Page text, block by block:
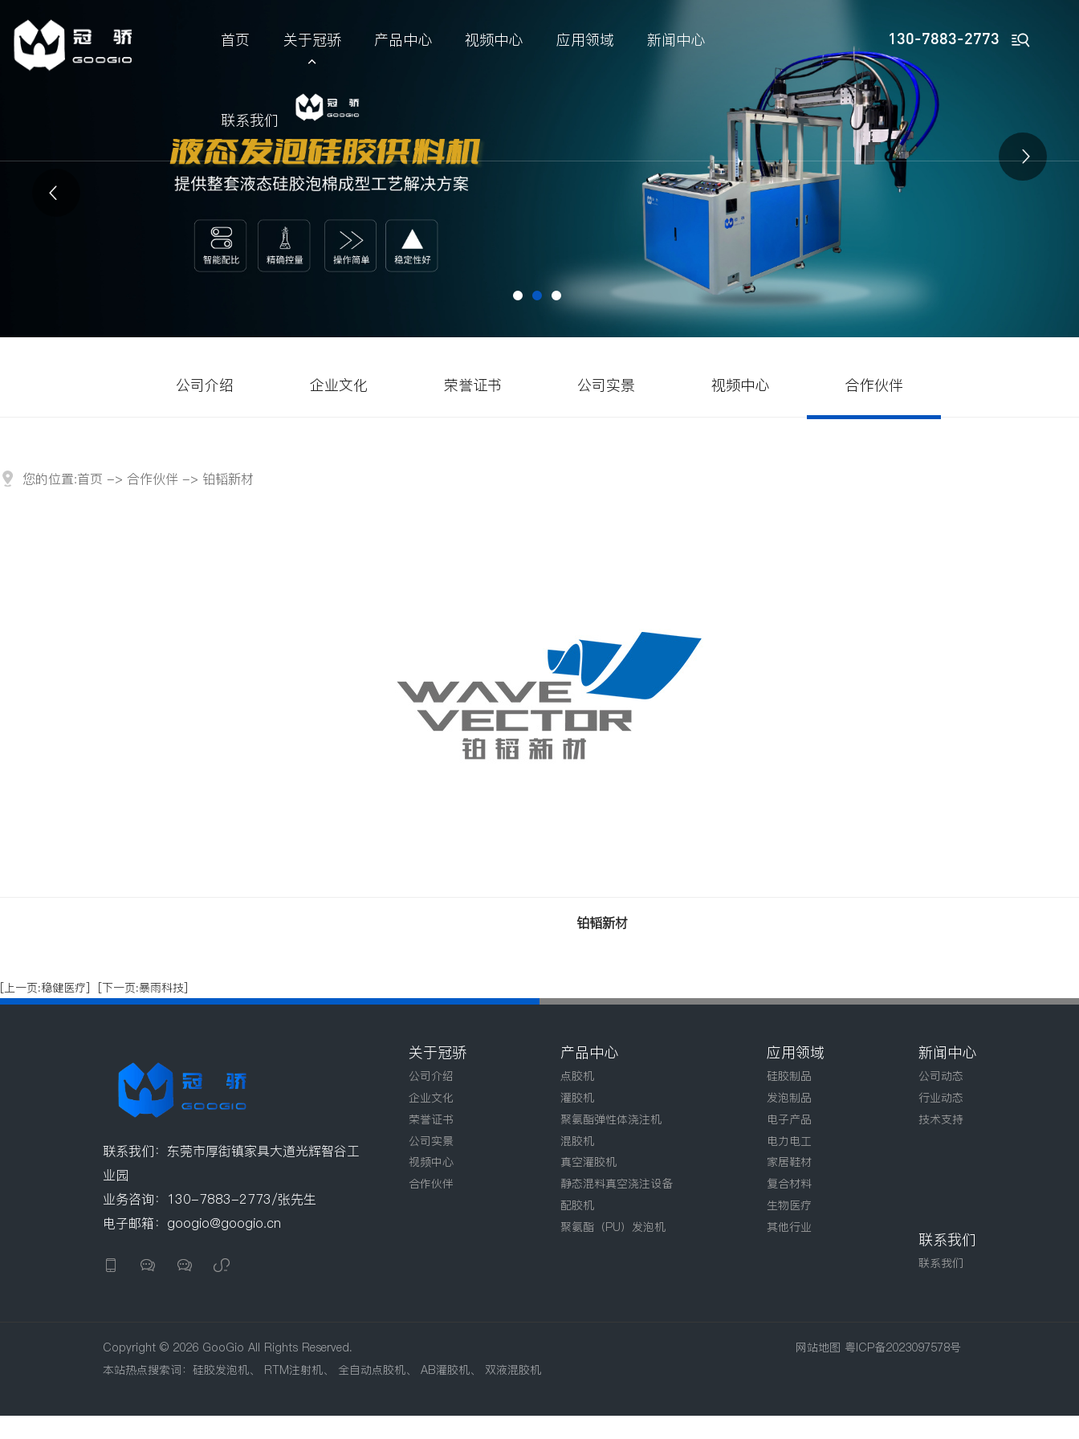
130-7883-2773 
首页 关于冠骄 产品中心 视频中心 应用领域 新闻中心
联系我们


公司介绍 企业文化 荣誉证书 公司实景 视频中心 合作伙伴
您的位置:首页 -> 合作伙伴 -> 铂韬新材
铂韬新材
[上一页:稳健医疗] [下一页:暴雨科技]
联系我们：东莞市厚街镇家具大道光辉智谷工
业园
业务咨询：130-7883-2773/张先生
电子邮箱：googio@googio.cn
   
关于冠骄
公司介绍
企业文化
荣誉证书
公司实景
视频中心
合作伙伴
产品中心
点胶机
灌胶机
聚氨酯弹性体浇注机
混胶机
真空灌胶机
静态混料真空浇注设备
配胶机
聚氨酯（PU）发泡机
应用领域
硅胶制品
发泡制品
电子产品
电力电工
家居鞋材
复合材料
生物医疗
其他行业
新闻中心
公司动态
行业动态
技术支持
联系我们
联系我们
Copyright © 2026 GooGio All Rights Reserved. 网站地图 粤ICP备2023097578号
本站热点搜索词： 硅胶发泡机、 RTM注射机、 全自动点胶机、 AB灌胶机、 双液混胶机